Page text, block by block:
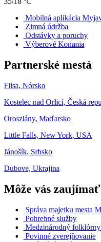
Mobilná aplikácia
Zimná údržba
Odstávky a poruchy
Výberové Konania
Partnerské mestá
Flisa, Nórsko
Kostelec nad Orlicí, Česká
Oroszlány, Maďarsko
Little Falls, New York, USA
Jánošík, Srbsko
Dubove, Ukrajina
Môže vás zaujímať
Správa majetku mesta
Pohrebné služby
Medzinárodný
Povinné zverejňovanie